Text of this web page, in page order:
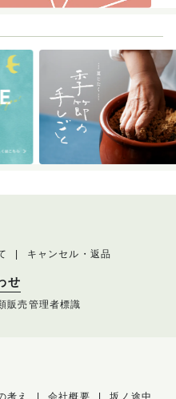
キャンセル・返品
せ
販売管理者標識
考え 会社概要 坂ノ途中